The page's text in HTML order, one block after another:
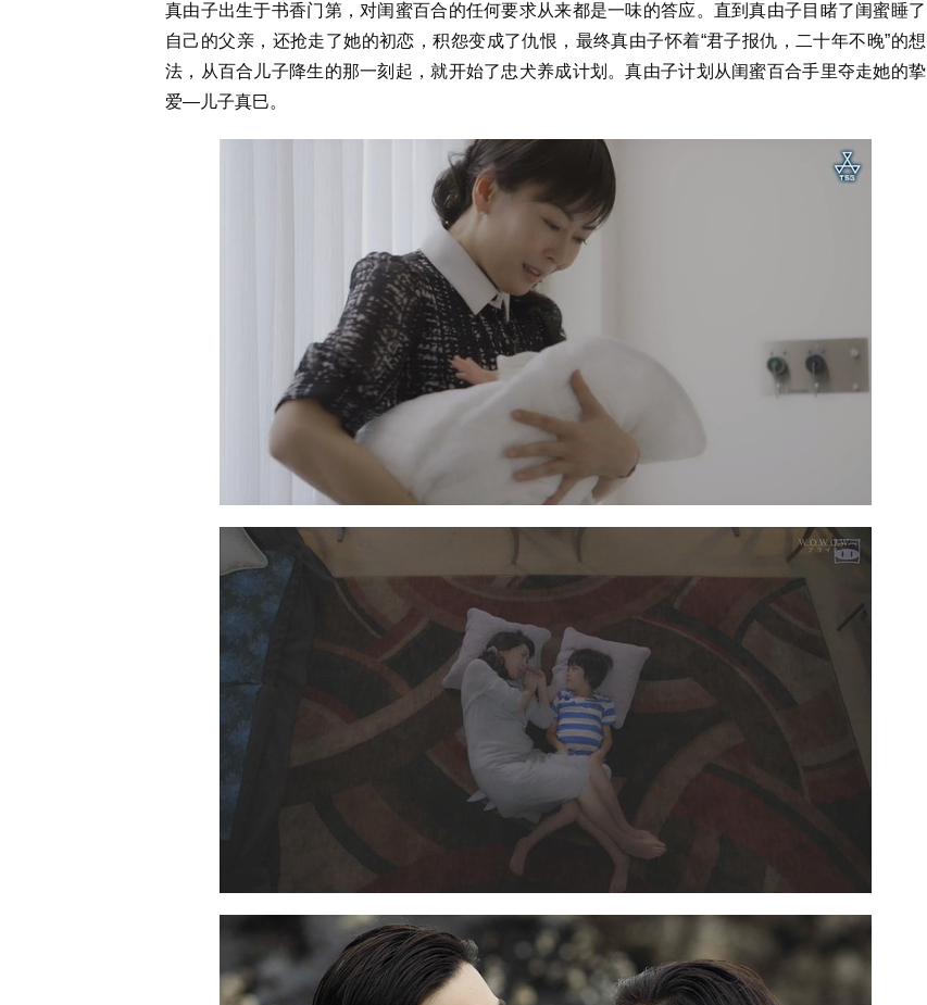
真由子出生于书香门第，对闺蜜百合的任何要求从来都是一味的答应。直到真由子目睹了闺蜜睡了
自己的父亲，还抢走了她的初恋，积怨变成了仇恨，最终真由子怀着“君子报仇，二十年不晚”的想
法，从百合儿子降生的那一刻起，就开始了忠犬养成计划。真由子计划从闺蜜百合手里夺走她的挚
爱—儿子真巳。